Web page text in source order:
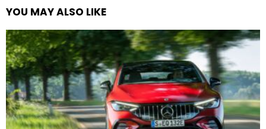
YOU MAY ALSO LIKE